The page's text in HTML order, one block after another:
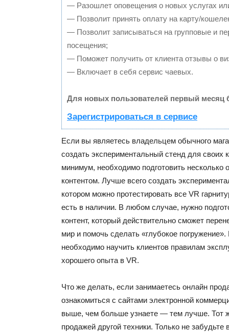
— Разошлет оповещения о новых услугах
— Позволит принять оплату на карту/
— Позволит записываться на групповые и
посещения;
— Поможет получить от клиента отзывы о
— Включает в себя сервис чаевых.
Для новых пользователей первый месяц
Зарегистрироваться в сервисе
Если вы являетесь владельцем обычного
создать экспериментальный стенд для своих
минимум, необходимо подготовить несколько
контентом. Лучше всего создать
котором можно протестировать все VR
есть в наличии. В любом случае, нужно
контент, который действительно сможет
мир и помочь сделать «глубокое
необходимо научить клиентов правилам
хорошего опыта в VR.
Что же делать, если занимаетесь онлайн
ознакомиться с сайтами электронной
выше, чем больше узнаете — тем лучше. Тот
продажей другой техники. Только не